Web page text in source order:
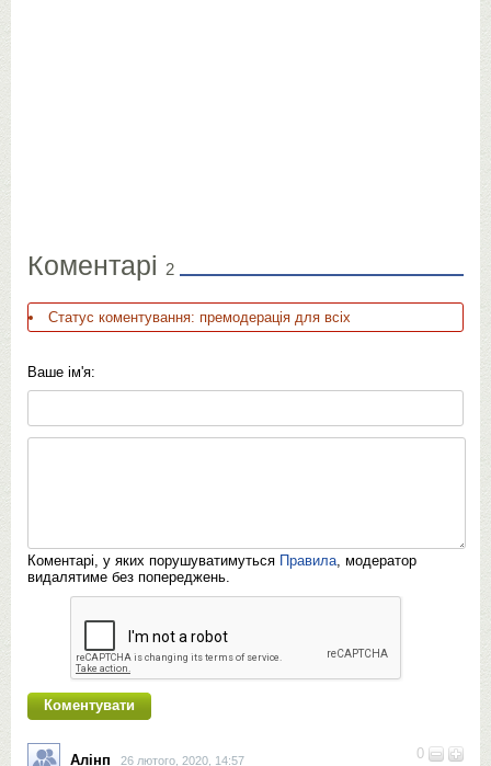
Коментарі 2
Статус коментування: премодерація для всіх
Ваше ім'я:
Коментарі, у яких порушуватимуться Правила, модератор
видалятиме без попереджень.
0
Алінп 26 лютого, 2020, 14:57